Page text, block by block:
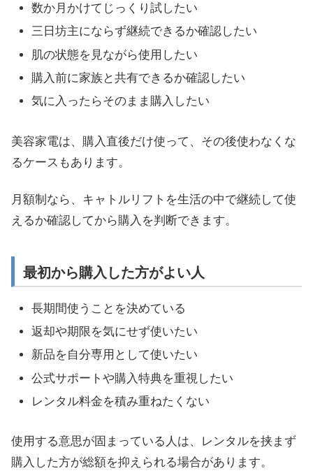
数か月かけてじっくり試したい
三日坊主にならず継続できるか確認したい
肌の状態を見ながら使用したい
購入前に家族と共有できるか確認したい
気に入ったらそのまま購入したい
美容家電は、購入直後だけ使って、その後使わなくな
るケースもあります。
月額制なら、キャトルリフトを生活の中で継続して使
えるか確認してから購入を判断できます。
最初から購入した方がよい人
長期間使うことを決めている
返却や期限を気にせず使いたい
新品を自分専用として使いたい
公式サポートや購入特典を重視したい
レンタル料金を積み重ねたくない
使用する意思が固まっている人は、レンタルを挟まず
購入した方が総額を抑えられる場合があります。